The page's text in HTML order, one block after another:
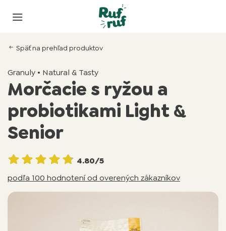
Späť na prehľad produktov
Granuly • Natural & Tasty
Morčacie s ryžou a
probiotikami Light &
Senior
4.80/5
podľa 100 hodnotení od overených zákazníkov